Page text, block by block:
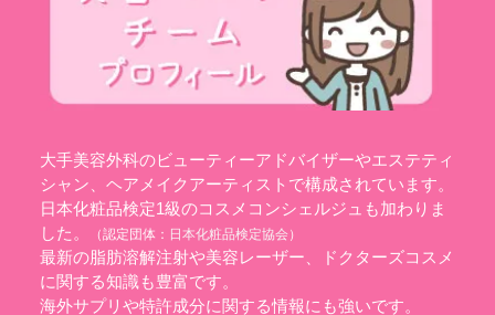
大手美容外科のビューティーアドバイザーやエステティ
シャン、ヘアメイクアーティストで構成されています。
日本化粧品検定1級のコスメコンシェルジュも加わりま
した。
（認定団体： 日本化粧品検定協会）
最新の脂肪溶解注射や美容レーザー、ドクターズコスメ
に関する知識も豊富です。
海外サプリや特許成分に関する情報にも強いです。